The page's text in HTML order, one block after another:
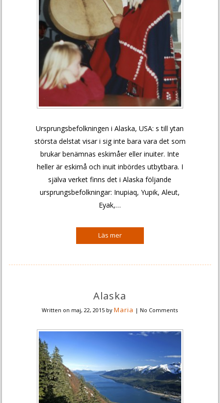
Ursprungsbefolkningen i Alaska, USA: s till ytan
största delstat visar i sig inte bara vara det som
brukar benämnas eskimåer eller inuiter. Inte
heller är eskimå och inuit inbördes utbytbara. I
själva verket finns det i Alaska följande
ursprungsbefolkningar: Inupiaq, Yupik, Aleut,
Eyak,…
Alaska
Written on maj, 22, 2015 byMaria | No Comments